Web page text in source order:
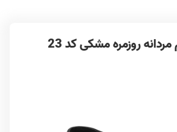
روزمره مشکی کد 23